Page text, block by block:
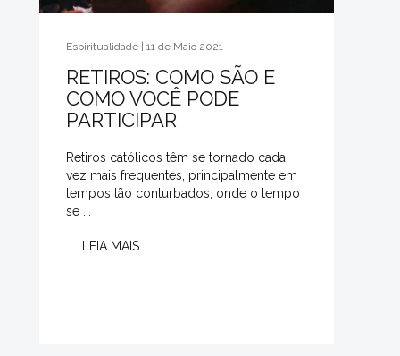
Espiritualidade | 11 de Maio 2021
RETIROS: COMO SÃO E
COMO VOCÊ PODE
PARTICIPAR
Retiros católicos têm se tornado cada
vez mais frequentes, principalmente em
tempos tão conturbados, onde o tempo
se ...
LEIA MAIS